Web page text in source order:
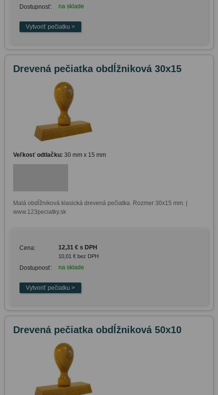
Dostupnosť: na sklade
Drevená pečiatka obdĺžniková 30x15
Veľkosť odtlačku: 30 mm x 15 mm
Malá obdĺžniková klasická drevená pečiatka. Rozmer 30x15 mm. |
www.123peciatky.sk
Cena: 12,31 € s DPH
10,01 € bez DPH
Dostupnosť: na sklade
Drevená pečiatka obdĺžniková 50x10